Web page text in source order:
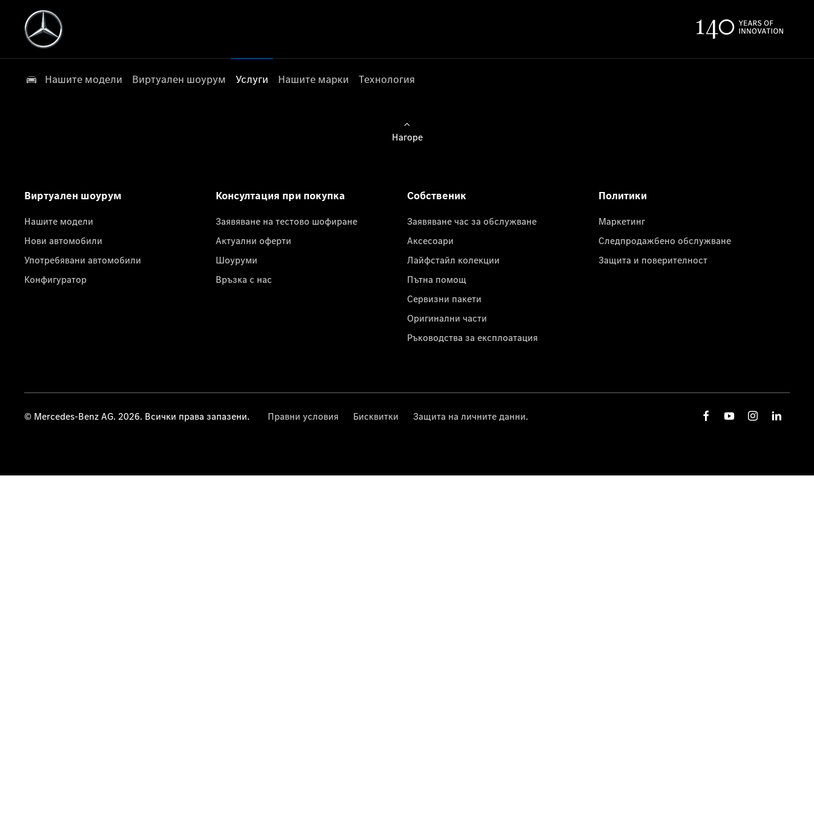
Нашите модели Виртуален шоурум Услуги Нашите марки Технология
Нагоре
Виртуален шоурум
Нашите модели
Нови автомобили
Употребявани автомобили
Конфигуратор
Консултация при покупка
Заявяване на тестово шофиране
Актуални оферти
Шоуруми
Връзка с нас
Собственик
Заявяване час за обслужване
Аксесоари
Лайфстайл колекции
Пътна помощ
Сервизни пакети
Оригинални части
Ръководства за експлоатация
Политики
Маркетинг
Следпродажбено обслужване
Защита и поверителност
© Mercedes-Benz AG. 2026. Всички права запазени. Правни условия Бисквитки Защита на личните данни.